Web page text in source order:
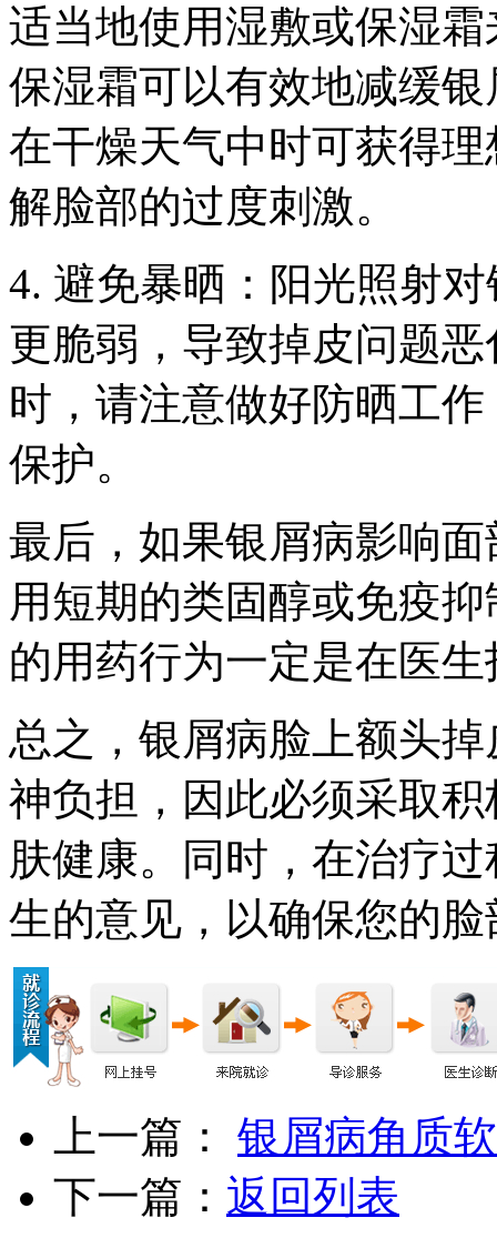
适当地使用湿敷或保湿
保湿霜可以有效地减缓
在干燥天气中时可获得
解脸部的过度刺激。
4. 避免暴晒：阳光照射
更脆弱，导致掉皮问题
时，请注意做好防晒工
保护。
最后，如果银屑病影响
用短期的类固醇或免疫
的用药行为一定是在医
总之，银屑病脸上额头
神负担，因此必须采取
肤健康。同时，在治疗
生的意见，以确保您的
上一篇： 银屑病角质
下一篇： 返回列表